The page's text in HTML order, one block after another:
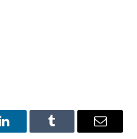
LinkedInTumblr Email